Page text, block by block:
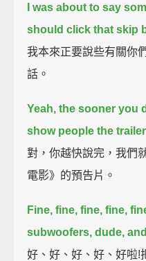
I was about to say
should click that skip
我本來正要說些有關你
話。
Yeah, the sooner you
show people the
對，你越快說完，我們
電影》的預告片。
Fine, fine, fine, fine,
subwoofers, dude,
好、好、好、好、好啦!